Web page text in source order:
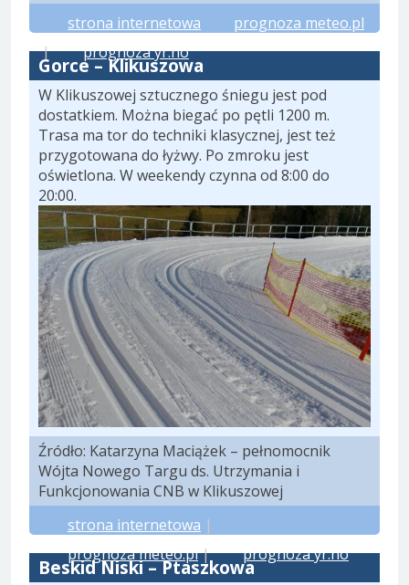
strona internetowa
prognoza meteo.pl
|
prognoza yr.no
Gorce – Klikuszowa
W Klikuszowej sztucznego śniegu jest pod
dostatkiem. Można biegać po pętli 1200 m.
Trasa ma tor do techniki klasycznej, jest też
przygotowana do łyżwy. Po zmroku jest
oświetlona. W weekendy czynna od 8:00 do
20:00.
Źródło: Katarzyna Maciążek – pełnomocnik
Wójta Nowego Targu ds. Utrzymania i
Funkcjonowania CNB w Klikuszowej
strona internetowa |
prognoza meteo.pl| prognoza yr.no
Beskid Niski – Ptaszkowa